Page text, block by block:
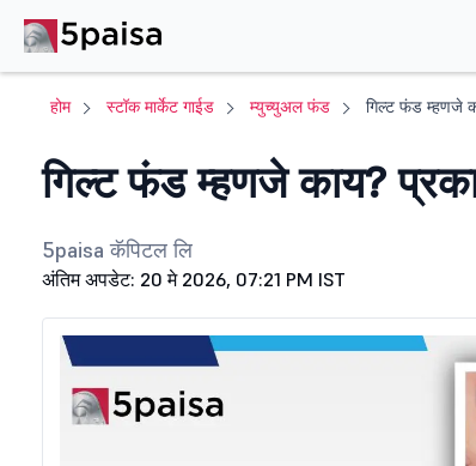
होम स्टॉक मार्केट गाईड म्युच्युअल फंड गिल्ट फंड म्हणजे
गिल्ट फंड म्हणजे काय?
5paisa कॅपिटल लि
अंतिम अपडेट: 20 मे 2026, 07:21 PM IST